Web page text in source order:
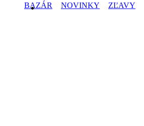
BAZÁR NOVINKY ZĽAVY